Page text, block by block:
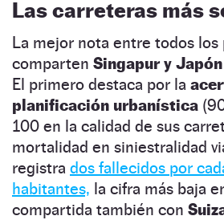
Las carreteras más
La mejor nota entre todos los
comparten Singapur y Japón
El primero destaca por la
planificación urbanística
100 en la calidad de sus
mortalidad en siniestralidad
registra dos fallecidos por
habitantes, la cifra más baja
compartida también con